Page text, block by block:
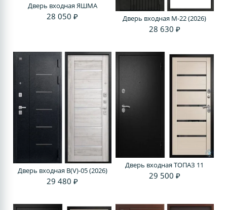
Дверь входная ЯШМА
28 050 ₽ Дверь входная M-22 (2026)
28 630 ₽
Дверь входная В(V)-05 (2026)
29 480 ₽
Дверь входная ТОПАЗ 11
29 500 ₽